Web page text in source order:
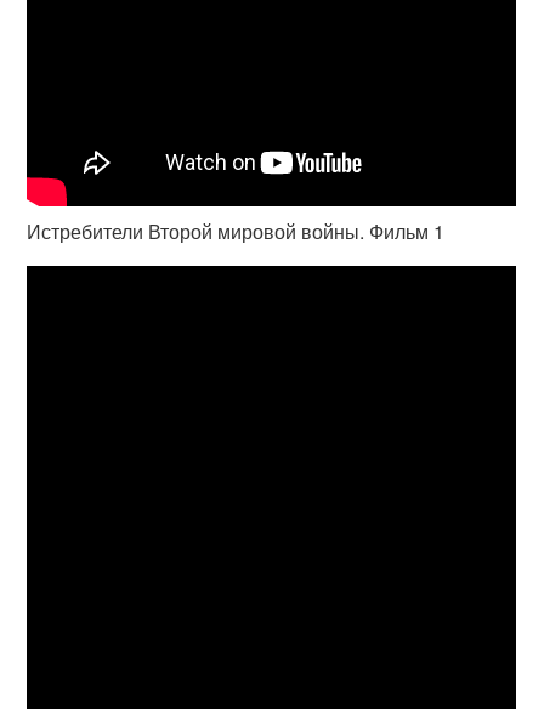
Истребители Второй мировой войны. Фильм 1